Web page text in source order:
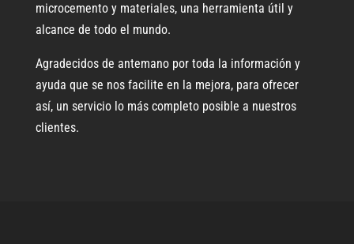
microcemento y materiales, una herramienta útil y
alcance de todo el mundo.
Agradecidos de antemano por toda la información y
ayuda que se nos facilite en la mejora, para ofrecer
así, un servicio lo más completo posible a nuestros
clientes.